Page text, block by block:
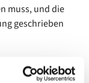
muss, und die
geschrieben
die
gemeint,